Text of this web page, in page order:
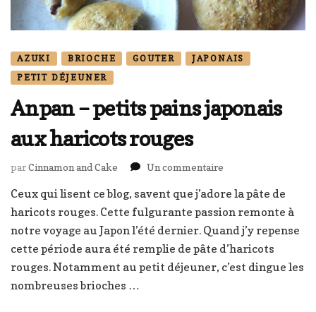
AZUKI BRIOCHE GOUTER
JAPONAIS
PETIT DÉJEUNER
Anpan – petits pains japonais
aux haricots rouges
parCinnamon and Cake Un commentaire
–
petits
pains
japonais
aux
haricots
Ceux qui lisent ce blog, savent que j’adore la pâte de
haricots rouges. Cette fulgurante passion remonte à
notre voyage au Japon l’été dernier. Quand j’y repense
cette période aura été remplie de pâte d’haricots
rouges. Notamment au petit déjeuner, c’est dingue les
nombreuses brioches …